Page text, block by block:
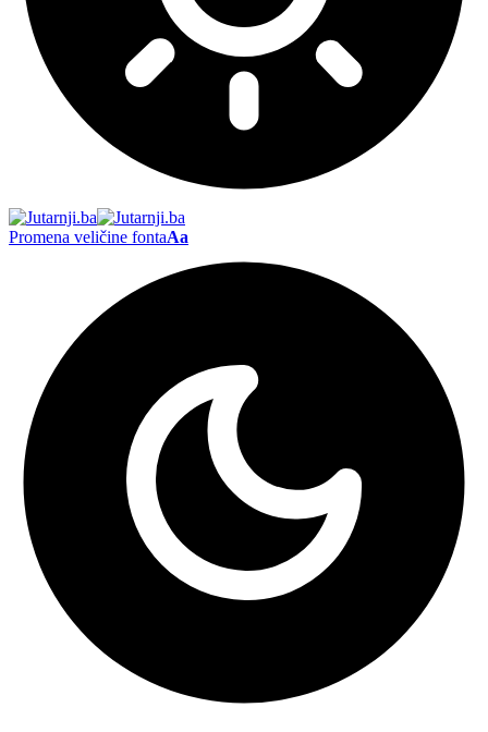
Promena veličine fontaAa